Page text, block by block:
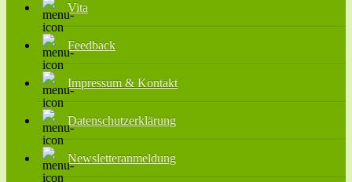
Vita
Feedback
Impressum & Kontakt
Datenschutzerklärung
Newsletteranmeldung